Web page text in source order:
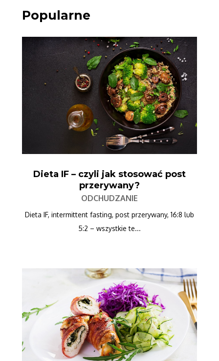
Popularne
Dieta IF – czyli jak stosować post
przerywany?
ODCHUDZANIE
Dieta IF, intermittent fasting, post przerywany, 16:8 lub
5:2 – wszystkie te...